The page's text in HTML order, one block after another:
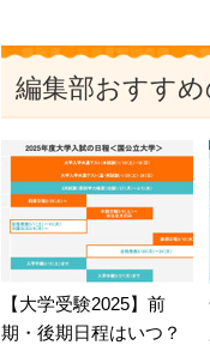
編集部おすす
【大学受験2025】前
期・後期日程はいつ？